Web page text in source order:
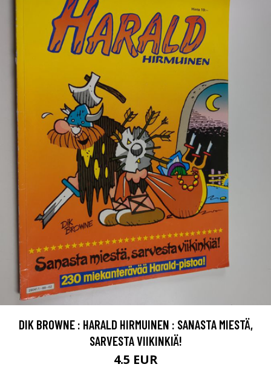
DIK BROWNE : HARALD HIRMUINEN : SANASTA MIESTÄ,
SARVESTA VIIKINKIÄ!
4.5 EUR